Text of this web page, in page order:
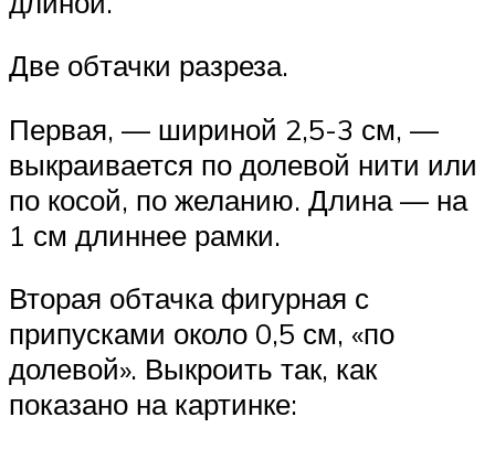
Две обтачки разреза.
Первая, — шириной 2,5-3 см, —
выкраивается по долевой нити или
по косой, по желанию. Длина — на
1 см длиннее рамки.
Вторая обтачка фигурная с
припусками около 0,5 см, «по
долевой». Выкроить так, как
показано на картинке: